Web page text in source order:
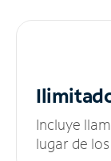
Incluye
lugar de